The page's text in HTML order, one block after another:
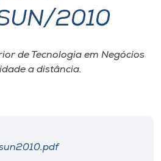
2010
de Tecnologia em Negócios
a distância.